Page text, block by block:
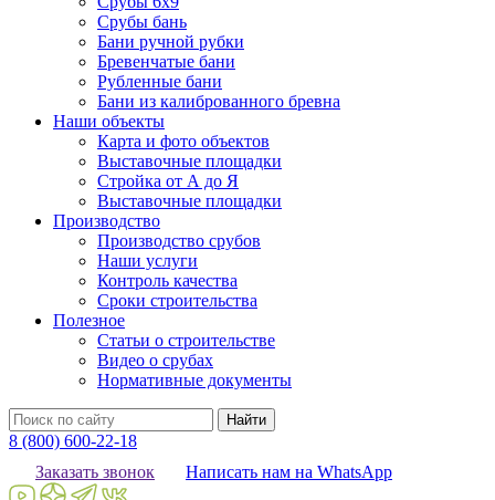
Срубы бань
Бани ручной рубки
Бревенчатые бани
Рубленные бани
Бани из калиброванного бревна
Наши объекты
Карта и фото объектов
Выставочные площадки
Стройка от А до Я
Выставочные площадки
Производство
Производство срубов
Наши услуги
Контроль качества
Сроки строительства
Полезное
Статьи о строительстве
Видео о срубах
Нормативные документы
Найти
8 (800) 600-22-18
Заказать звонок
Написать нам на WhatsApp